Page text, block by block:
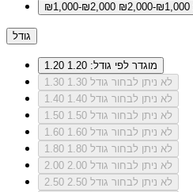
₪1,000-₪2,000
גודל
1.20
מוגדר לפי גודל: 1.20
1.30
לא ניתן לבחור גודל 1.30
1.40
לא ניתן לבחור גודל 1.40
1.50
לא ניתן לבחור גודל 1.50
1.60
לא ניתן לבחור גודל 1.60
1.80
לא ניתן לבחור גודל 1.80
2.00
לא ניתן לבחור גודל 2.00
2.50
לא ניתן לבחור גודל 2.50